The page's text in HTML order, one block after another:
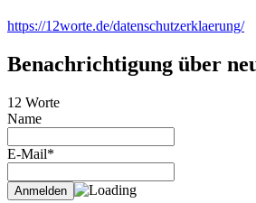
https://12worte.de/datenschutzerklaerung/
Benachrichtigung über
12 Worte
Name
E-Mail*